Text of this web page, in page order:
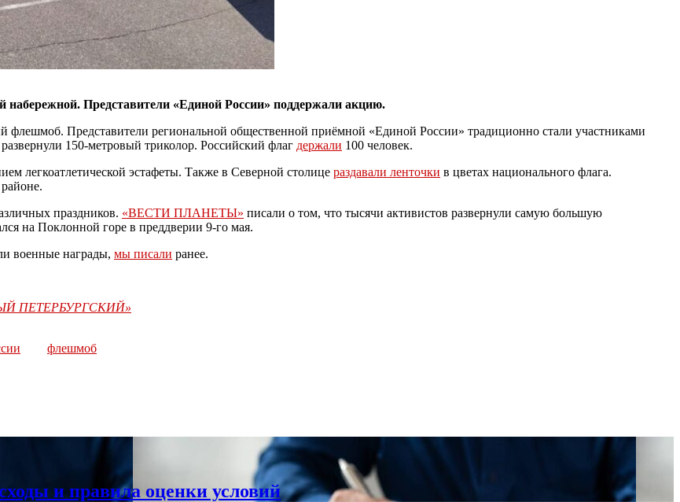
Представители «Единой России» поддержали акцию.
Представители региональной общественной приёмной «Единой России» традиционно стали участниками
150-метровый триколор. Российский флаг держали 100 человек.
легкоатлетической эстафеты. Также в Северной столице раздавали ленточки в цветах национального флага.
праздников. «ВЕСТИ ПЛАНЕТЫ» писали о том, что тысячи активистов развернули самую большую
на Поклонной горе в преддверии 9-го мая.
военные награды, мы писали ранее.
ПЕТЕРБУРГСКИЙ»
флешмоб
и правила оценки условий